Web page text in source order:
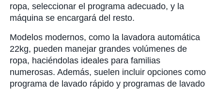
ropa, seleccionar el programa adecuado, y la
máquina se encargará del resto.
Modelos modernos, como la lavadora automática
22kg, pueden manejar grandes volúmenes de
ropa, haciéndolas ideales para familias
numerosas. Además, suelen incluir opciones como
programa de lavado rápido y programas de lavado